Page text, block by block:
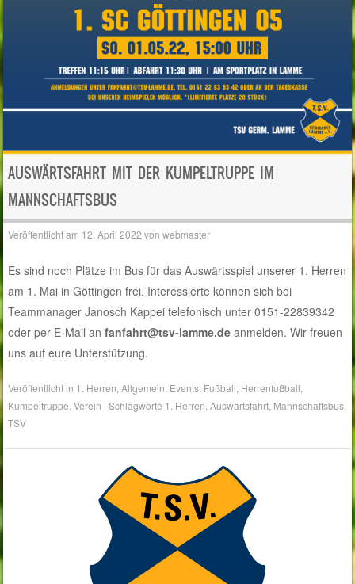
AUSWÄRTSFAHRT MIT DER KUMPELTRUPPE IM
MANNSCHAFTSBUS
Veröffentlicht am 12. April 2022 vonwebmaster
Es sind noch Plätze im Bus für das Auswärtsspiel unserer 1. Herren
am 1. Mai in Göttingen frei. Interessierte können sich bei
Teammanager Janosch Kappei telefonisch unter 0151-22839342
oder per E-Mail anfanfahrt@tsv-lamme.de anmelden. Wir freuen
uns auf eure Unterstützung.
Veröffentlicht in 1. Herren ,Allgemein Events Fußball Herrenfußball
Kumpeltruppe ,Verein |Schlagworte 1. Herren ,Auswärtsfahrt Mannschaftsbus
TSV